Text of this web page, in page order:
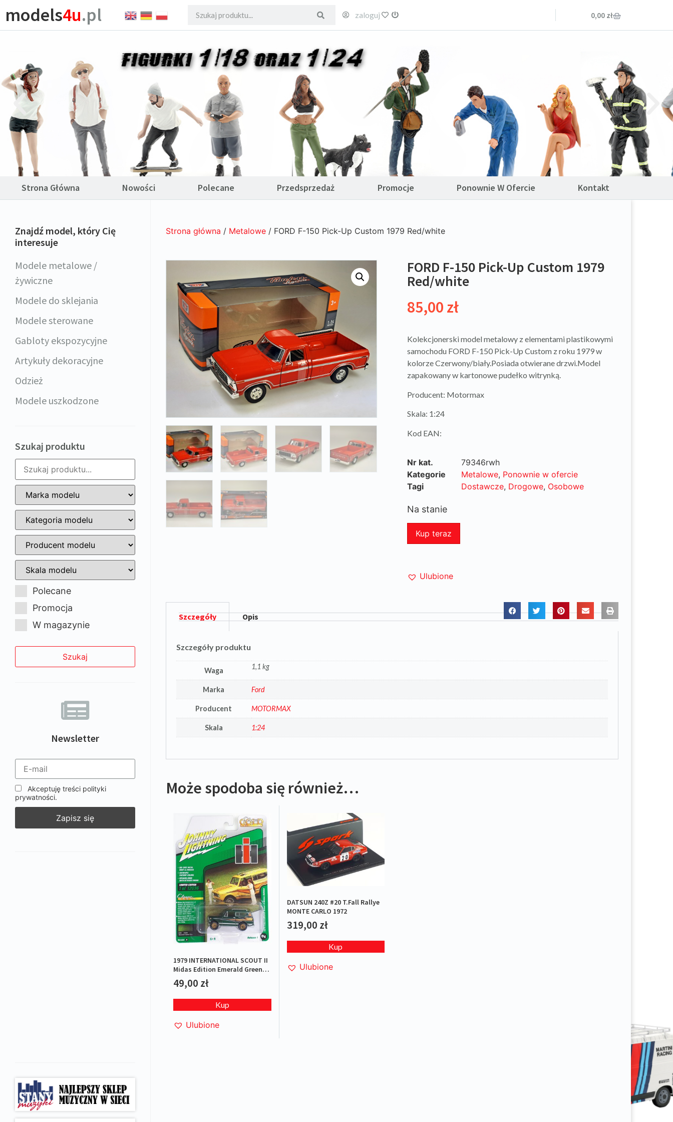
models4u.pl zaloguj ulubione 0,00 zł
Strona Główna Nowości Polecane Przedsprzedaż Promocje Ponownie W Ofercie Kontakt
Znajdź model, który Cię
interesuje
Modele metalowe /
żywiczne
Modele do sklejania
Modele sterowane
Gabloty ekspozycyjne
Artykuły dekoracyjne
Odzież
Modele uszkodzone
Szukaj produktu
Polecane
Promocja
W magazynie
Newsletter
Akceptuję treści polityki
prywatności.
Strona główna / Metalowe/ FORD F-150 Pick-Up Custom 1979 Red/white
FORD F-150 Pick-Up Custom 1979
Red/white
85,00 zł
Kolekcjonerski model metalowy z elementami plastikowymi
samochodu FORD F-150 Pick-Up Custom z roku 1979 w
kolorze Czerwony/biały.Posiada otwierane drzwi.Model
zapakowany w kartonowe pudełko witrynką.
Producent: Motormax
Skala: 1:24
Kod EAN:
Nr kat.
79346rwh
Kategorie
Metalowe, Ponownie w ofercie
Tagi
Dostawcze, Drogowe, Osobowe
Na stanie
Kup teraz
Ulubione
Szczegóły Opis
Szczegóły produktu
Waga 1,1 kg
Marka Ford
Producent MOTORMAX
Skala 1:24
Może spodoba się również…
1979 INTERNATIONAL SCOUT II
Midas Edition Emerald Green
Metallic with Graphics
49,00 zł
Kup
Ulubione
DATSUN 240Z #20 T.Fall Rallye
MONTE CARLO 1972
319,00 zł
Kup
Ulubione